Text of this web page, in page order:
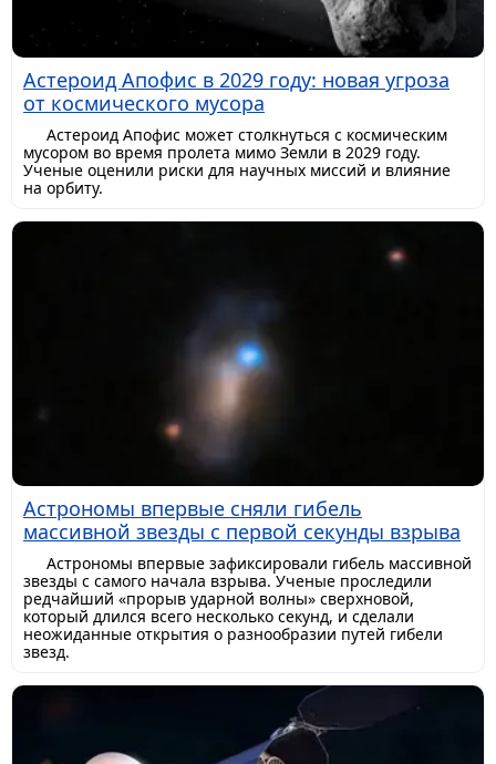
Астероид Апофис в 2029 году: новая угроза
от космического мусора
Астероид Апофис может столкнуться с космическим
мусором во время пролета мимо Земли в 2029 году.
Ученые оценили риски для научных миссий и влияние
на орбиту.
Астрономы впервые сняли гибель
массивной звезды с первой секунды взрыва
Астрономы впервые зафиксировали гибель массивной
звезды с самого начала взрыва. Ученые проследили
редчайший «прорыв ударной волны» сверхновой,
который длился всего несколько секунд, и сделали
неожиданные открытия о разнообразии путей гибели
звезд.